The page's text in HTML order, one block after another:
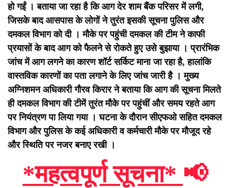
हो गईं । बताया जा रहा है कि आग देर शाम बैंक परिसर में लगी,
जिसके बाद आसपास के लोगों ने तुरंत इसकी सूचना पुलिस और
दमकल विभाग को दी ।मौके पर पहुंची दमकल की टीम ने काफी
प्रयासों के बाद आग को फैलने से रोकते हुए उसे बुझाया । प्रारंभिक
जांच में आग लगने का कारण शॉर्ट सर्किट माना जा रहा है, हालांकि
वास्तविक कारणों का पता लगाने के लिए जांच जारी है । मुख्य
अग्निशमन अधिकारी गौरव किरार ने बताया कि आग की सूचना मिलते
ही दमकल विभाग की टीमें तुरंत मौके पर पहुंचीं और समय रहते आग
पर नियंत्रण पा लिया गया । घटना के दौरान सीएफओ सहित दमकल
विभाग और पुलिस के कई अधिकारी व कर्मचारी मौके पर मौजूद रहे
और स्थिति पर नजर बनाए रखी ।
*महत्वपूर्ण सूचना* 📢